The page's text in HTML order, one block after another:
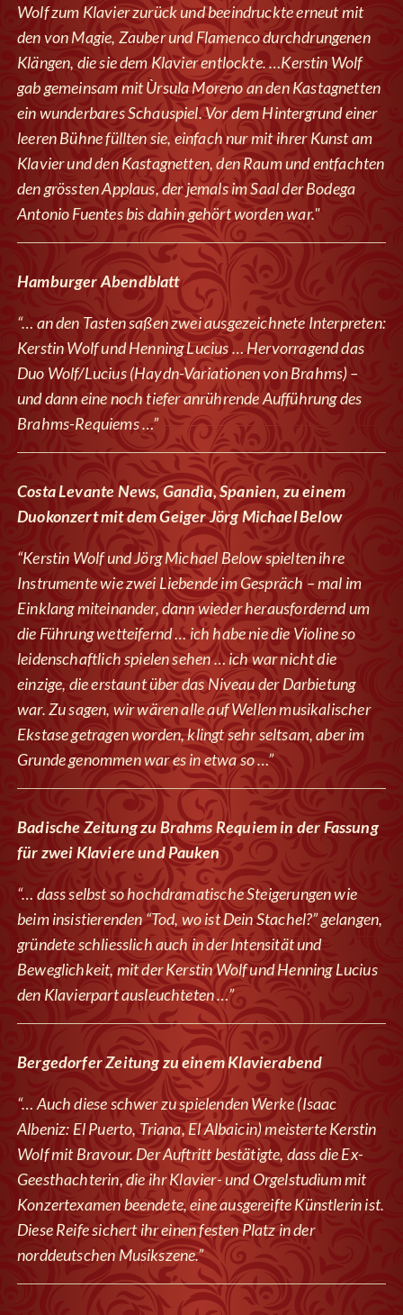
Wolf zum Klavier zurück und beeindruckte erneut mit
den von Magie, Zauber und Flamenco durchdrungenen
Klängen, die sie dem Klavier entlockte. …Kerstin Wolf
gab gemeinsam mit Ùrsula Moreno an den Kastagnetten
ein wunderbares Schauspiel. Vor dem Hintergrund einer
leeren Bühne füllten sie, einfach nur mit ihrer Kunst am
Klavier und den Kastagnetten, den Raum und entfachten
den grössten Applaus, der jemals im Saal der Bodega
Antonio Fuentes bis dahin gehört worden war."
Hamburger Abendblatt
“… an den Tasten saßen zwei ausgezeichnete Interpreten:
Kerstin Wolf und Henning Lucius … Hervorragend das
Duo Wolf/Lucius (Haydn-Variationen von Brahms) –
und dann eine noch tiefer anrührende Aufführung des
Brahms-Requiems …”
Costa Levante News, Gandìa, Spanien, zu einem
Duokonzert mit dem Geiger Jörg Michael Below
“Kerstin Wolf und Jörg Michael Below spielten ihre
Instrumente wie zwei Liebende im Gespräch – mal im
Einklang miteinander, dann wieder herausfordernd um
die Führung wetteifernd … ich habe nie die Violine so
leidenschaftlich spielen sehen … ich war nicht die
einzige, die erstaunt über das Niveau der Darbietung
war. Zu sagen, wir wären alle auf Wellen musikalischer
Ekstase getragen worden, klingt sehr seltsam, aber im
Grunde genommen war es in etwa so …”
Badische Zeitung zu Brahms Requiem in der Fassung
für zwei Klaviere und Pauken
“… dass selbst so hochdramatische Steigerungen wie
beim insistierenden “Tod, wo ist Dein Stachel?” gelangen,
gründete schliesslich auch in der Intensität und
Beweglichkeit, mit der Kerstin Wolf und Henning Lucius
den Klavierpart ausleuchteten …”
Bergedorfer Zeitung zu einem Klavierabend
“… Auch diese schwer zu spielenden Werke (Isaac
Albeniz: El Puerto, Triana, El Albaicin) meisterte Kerstin
Wolf mit Bravour. Der Auftritt bestätigte, dass die Ex-
Geesthachterin, die ihr Klavier- und Orgelstudium mit
Konzertexamen beendete, eine ausgereifte Künstlerin ist.
Diese Reife sichert ihr einen festen Platz in der
norddeutschen Musikszene.”